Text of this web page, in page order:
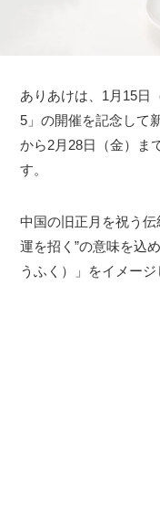
ありあけは、1月15日
5」の開催を記念して
から2月28日（金）ま
す。
中国の旧正月を祝う
運を招く”の意味を込
うふく）」をイメージ